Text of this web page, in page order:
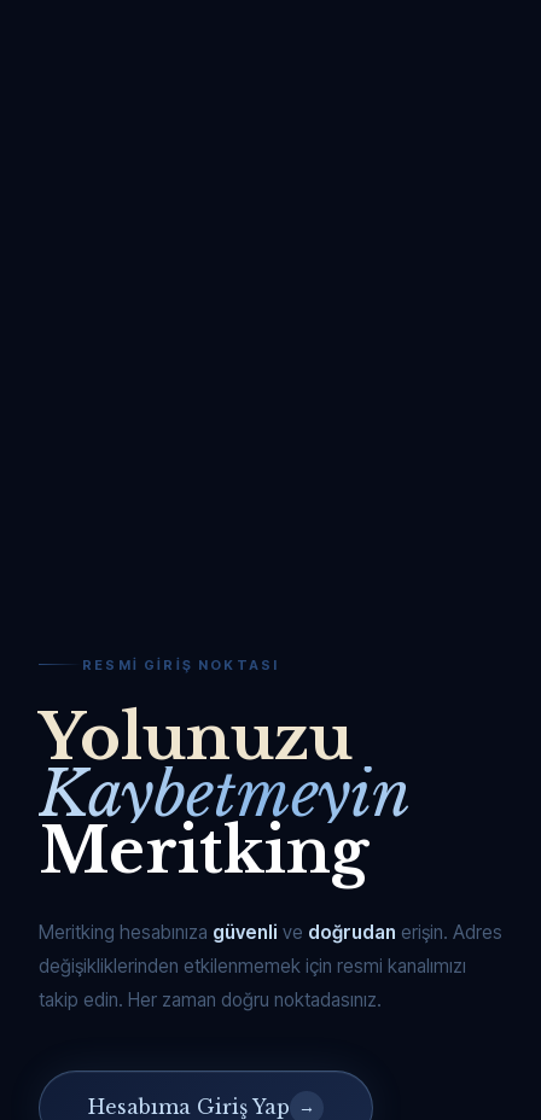
RESMI GIRIŞ NOKTASI
Yolunuzu
Kaybetmeyin
Meritking
Meritking hesabınıza güvenli ve doğrudan erişin. Adres
değişikliklerinden etkilenmemek için resmi kanalımızı
takip edin. Her zaman doğru noktadasınız.
Hesabıma Giriş Yap →